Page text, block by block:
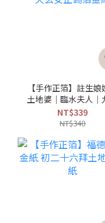
【手作正箔】註生娘
土地婆｜臨水夫人｜
玄女正錫箔金紙
NT$339
NT$340